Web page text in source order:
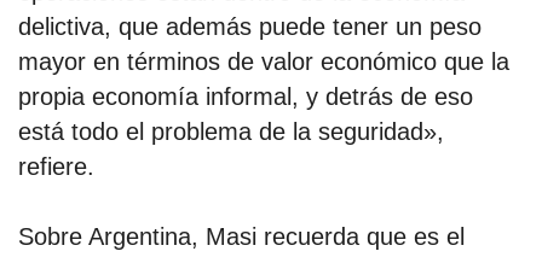
delictiva, que además puede tener un peso
mayor en términos de valor económico que la
propia economía informal, y detrás de eso
está todo el problema de la seguridad»,
refiere.
Sobre Argentina, Masi recuerda que es el